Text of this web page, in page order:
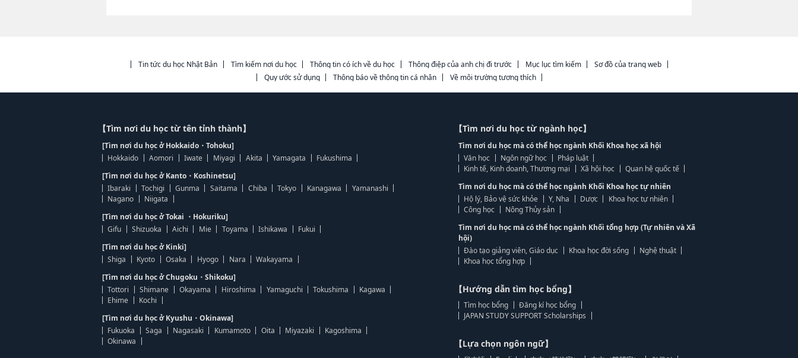
Tin tức du học Nhật Bản Tìm kiếm nơi du học Thông tin có ích về du học Thông điệp của anh chị đi trước Mục lục tìm kiếm
Sơ đồ của trang web
Quy ước sử dụng
Thông báo về thông tin cá nhân Về môi trường tương thích
【Tìm nơi du học từ tên tỉnh thành】
[Tìm nơi du học ở Hokkaido・Tohoku]
Hokkaido
Aomori Iwate Miyagi Akita Yamagata
Fukushima
[Tìm nơi du học ở Kanto・Koshinetsu]
Ibaraki
Tochigi Gunma Saitama Chiba Tokyo Kanagawa
Yamanashi
Nagano
Niigata
[Tìm nơi du học ở Tokai ・Hokuriku]
Gifu
Shizuoka Aichi Mie Toyama Ishikawa
Fukui
[Tìm nơi du học ở Kinki]
Shiga
Kyoto Osaka Hyogo Nara
Wakayama
[Tìm nơi du học ở Chugoku・Shikoku]
Tottori
Shimane Okayama Hiroshima Yamaguchi Tokushima
Kagawa
Ehime
Kochi
[Tìm nơi du học ở Kyushu・Okinawa]
Fukuoka
Saga Nagasaki Kumamoto Oita Miyazaki
Kagoshima
Okinawa
【Tìm nơi du học từ ngành học】
Tìm nơi du học mà có thể học ngành Khối Khoa học xã hội
Văn học
Ngôn ngữ học
Pháp luật
Kinh tế, Kinh doanh, Thương mại
Xã hội học
Quan hệ quốc tế
Tìm nơi du học mà có thể học ngành Khối Khoa học tự nhiên
Hộ lý, Bảo vệ sức khỏe
Y, Nha Dược
Khoa học tự nhiên
Công học
Nông Thủy sản
Tìm nơi du học mà có thể học ngành Khối tổng hợp (Tự nhiên và Xã
hội)
Đào tạo giảng viên, Giáo dục
Khoa học đời sống
Nghệ thuật
Khoa học tổng hợp
【Hướng dẫn tìm học bổng】
Tìm học bổng
Đăng kí học bổng
JAPAN STUDY SUPPORT Scholarships
【Lựa chọn ngôn ngữ】